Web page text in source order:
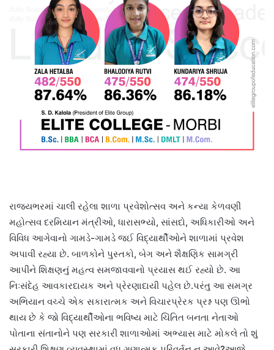
રાજ્યભરમાં ચાલી રહેલા શાળા પ્રવેશોત્સવ અને કન્યા કેળવણી
મહોત્સવ દરમિયાન મંત્રીઓ, ધારાસભ્યો, સાંસદો, અધિકારીઓ અને
વિવિધ આગેવાનો ગામડે-ગામડે જઈ વિદ્યાર્થીઓને શાળામાં પ્રવેશ
અપાવી રહ્યા છે. બાળકોને પુસ્તકો, બેગ અને શૈક્ષણિક સામગ્રી
આપીને શિક્ષણનું મહત્વ સમજાવવાનો પ્રયાસ થઈ રહ્યો છે. આ
નિઃસંદેહ આવકારદાયક અને પ્રેરણાદાયી પહેલ છે.પરંતુ આ સમગ્ર
અભિયાન વચ્ચે એક સકારાત્મક અને વિચારપ્રેરક પ્રશ્ન પણ ઊભો
થાય છે કે જો વિદ્યાર્થીઓના ભવિષ્ય માટે ચિંતિત બનતા નેતાઓ
પોતાના સંતાનોને પણ સરકારી શાળાઓમાં અભ્યાસ માટે મોકલે તો શું